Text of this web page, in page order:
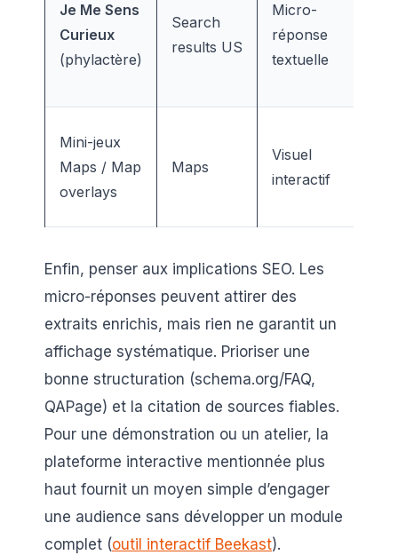
Je Me Sens
Curieux
(phylactère)
Search
results US
Micro-
réponse
textuelle
Mini-jeux
Maps / Map
overlays
Maps
Visuel
interactif
Enfin, penser aux implications SEO. Les
micro-réponses peuvent attirer des
extraits enrichis, mais rien ne garantit un
affichage systématique. Prioriser une
bonne structuration (schema.org/FAQ,
QAPage) et la citation de sources fiables.
Pour une démonstration ou un atelier, la
plateforme interactive mentionnée plus
haut fournit un moyen simple d’engager
une audience sans développer un module
complet (outil interactif Beekast).